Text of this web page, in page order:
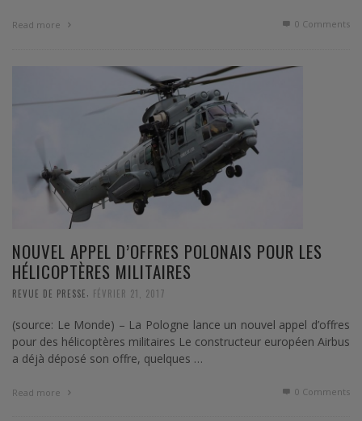
Read more 0 Comments
NOUVEL APPEL D’OFFRES POLONAIS POUR LES
HÉLICOPTÈRES MILITAIRES
REVUE DE PRESSE FÉVRIER 21, 2017
(source: Le Monde) – La Pologne lance un nouvel appel d’offres
pour des hélicoptères militaires Le constructeur européen Airbus
a déjà déposé son offre, quelques …
Read more 0 Comments